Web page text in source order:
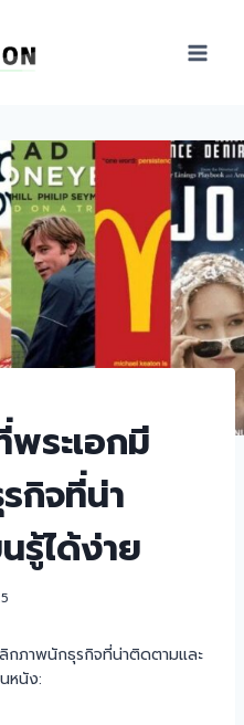
ระเอกมี
กิจที่น่า
รู้ได้ง่าย
ภาพนักธุรกิจที่น่าติดตามและ
หนัง: